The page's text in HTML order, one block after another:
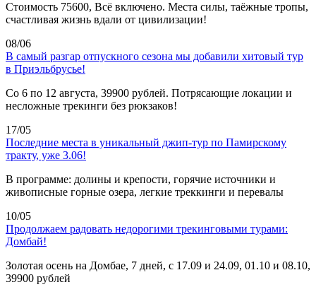
Стоимость 75600, Всё включено. Места силы, таёжные тропы,
счастливая жизнь вдали от цивилизации!
08/06
В самый разгар отпускного сезона мы добавили хитовый тур
в Приэльбрусье!
Со 6 по 12 августа, 39900 рублей. Потрясающие локации и
несложные трекинги без рюкзаков!
17/05
Последние места в уникальный джип-тур по Памирскому
тракту, уже 3.06!
В программе: долины и крепости, горячие источники и
живописные горные озера, легкие треккинги и перевалы
10/05
Продолжаем радовать недорогими трекинговыми турами:
Домбай!
Золотая осень на Домбае, 7 дней, с 17.09 и 24.09, 01.10 и 08.10,
39900 рублей